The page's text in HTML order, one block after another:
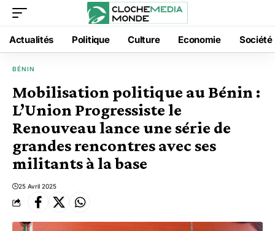
Actualités Politique Culture Economie Société
BÉNIN
Mobilisation politique au Bénin :
L’Union Progressiste le
Renouveau lance une série de
grandes rencontres avec ses
militants à la base
25 Avril 2025